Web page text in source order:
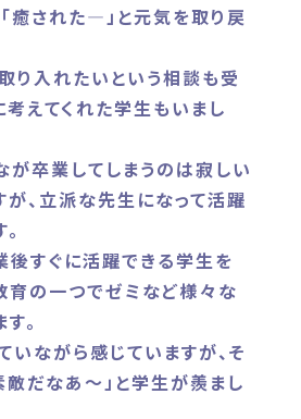
癒された―」と元気を取り戻
り入れたいという相談も受
考えてくれた学生もいまし
が卒業してしまうのは寂しい
が、立派な先生になって活躍
後すぐに活躍できる学生を
育の一つでゼミなど様々な
。
いながら感じていますが、そ
敵だなあ～」と学生が羨まし